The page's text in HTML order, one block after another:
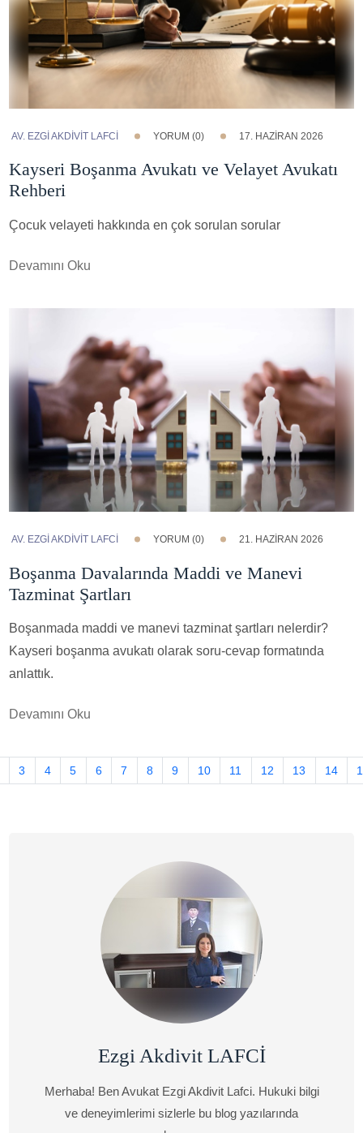
AV. EZGI AKDİVİT LAFCİ YORUM (0) 17. HAZIRAN 2026
Kayseri Boşanma Avukatı ve Velayet Avukatı
Rehberi
Çocuk velayeti hakkında en çok sorulan sorular
Devamını Oku
AV. EZGI AKDİVİT LAFCİ YORUM (0) 21. HAZIRAN 2026
Boşanma Davalarında Maddi ve Manevi
Tazminat Şartları
Boşanmada maddi ve manevi tazminat şartları nelerdir?
Kayseri boşanma avukatı olarak soru-cevap formatında
anlattık.
Devamını Oku
3 4 5 6 7 8 9 10 11 12 13 14
Ezgi Akdivit LAFCİ
Merhaba! Ben Avukat Ezgi Akdivit Lafci. Hukuki bilgi
ve deneyimlerimi sizlerle bu blog yazılarında